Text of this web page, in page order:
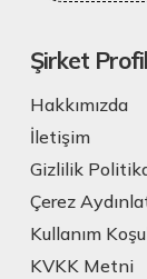
Şirket
Hakkımızda
İletişim
Gizlilik
Çerez
Kullanım
KVKK Metni